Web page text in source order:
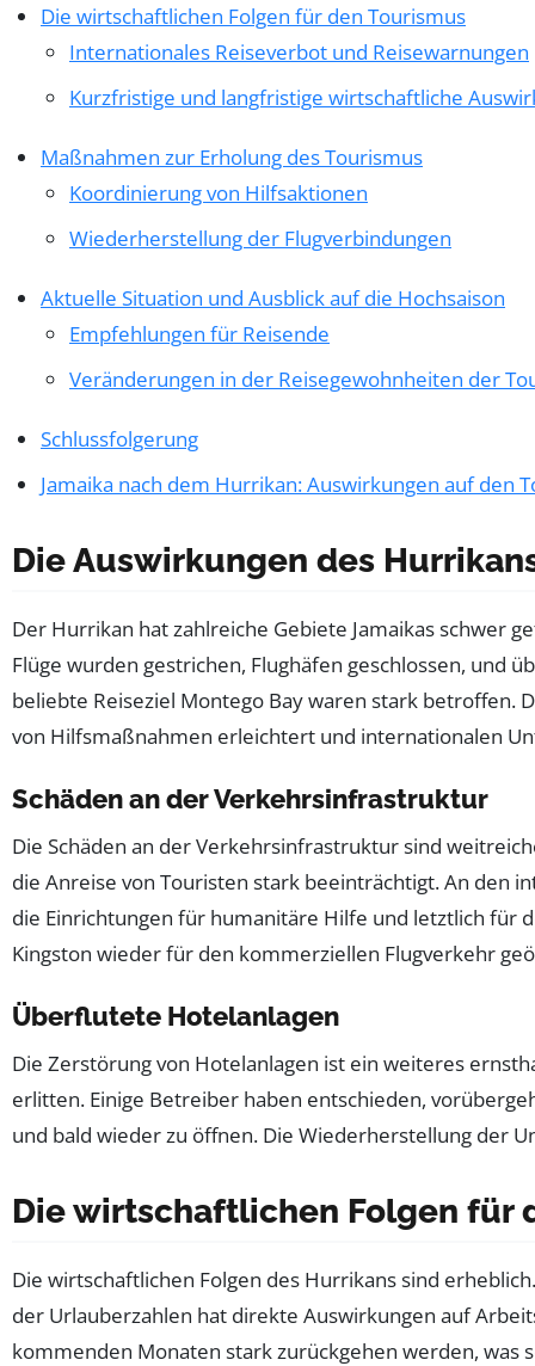
Die wirtschaftlichen Folgen für den Tourismus
Internationales Reiseverbot und Reisewarnungen
Kurzfristige und langfristige wirtschaftliche
Maßnahmen zur Erholung des Tourismus
Koordinierung von Hilfsaktionen
Wiederherstellung der Flugverbindungen
Aktuelle Situation und Ausblick auf die Hochsaison
Empfehlungen für Reisende
Veränderungen in der Reisegewohnheiten der
Schlussfolgerung
Jamaika nach dem Hurrikan: Auswirkungen auf den
Die Auswirkungen des
Der Hurrikan hat zahlreiche Gebiete Jamaikas schwer
Flüge wurden gestrichen, Flughäfen geschlossen, und
beliebte Reiseziel Montego Bay waren stark betroffen.
von Hilfsmaßnahmen erleichtert und internationalen
Schäden an der Verkehrsinfrastruktur
Die Schäden an der Verkehrsinfrastruktur sind
die Anreise von Touristen stark beeinträchtigt. An den
die Einrichtungen für humanitäre Hilfe und letztlich für
Kingston wieder für den kommerziellen Flugverkehr
Überflutete Hotelanlagen
Die Zerstörung von Hotelanlagen ist ein weiteres
erlitten. Einige Betreiber haben entschieden,
und bald wieder zu öffnen. Die Wiederherstellung der
Die wirtschaftlichen Folgen für
Die wirtschaftlichen Folgen des Hurrikans sind
der Urlauberzahlen hat direkte Auswirkungen auf
kommenden Monaten stark zurückgehen werden, was